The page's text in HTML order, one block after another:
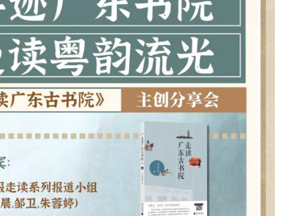
5.南方都市报走读系列报道
团队以实地走访为特色，系
统挖掘岭南历史遗存的文化
价值。
以上内容由AI大模型生成，仅供
参考